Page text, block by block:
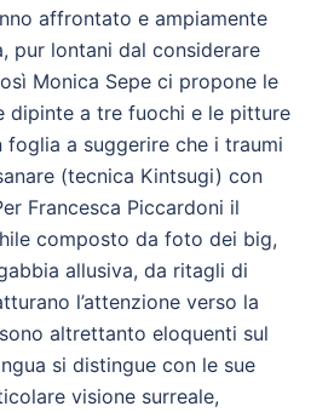
affrontato e ampiamente
pur lontani dal considerare
Monica Sepe ci propone le
dipinte a tre fuochi e le pitture
a suggerire che i traumi
(tecnica Kintsugi) con
Francesca Piccardoni il
composto da foto dei big,
allusiva, da ritagli di
l’attenzione verso la
altrettanto eloquenti sul
si distingue con le sue
visione surreale,